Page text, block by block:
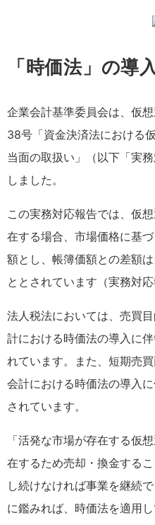
「時価法」の導
企業会計基準委員会は、仮
38号「資金決済法における
当面の取扱い」（以下「実
しました。
この実務対応報告では、仮
在する場合、市場価格に基
額とし、帳簿価額との差額
ととされています（実務対応
法人税法においては、売買
計における時価法の導入に
れています。また、短期売
会計における時価法の導入
されています。
「活発な市場が存在する仮
在するため売却・換金する
し続けなければ事業を継続
に鑑みれば、時価法を適用